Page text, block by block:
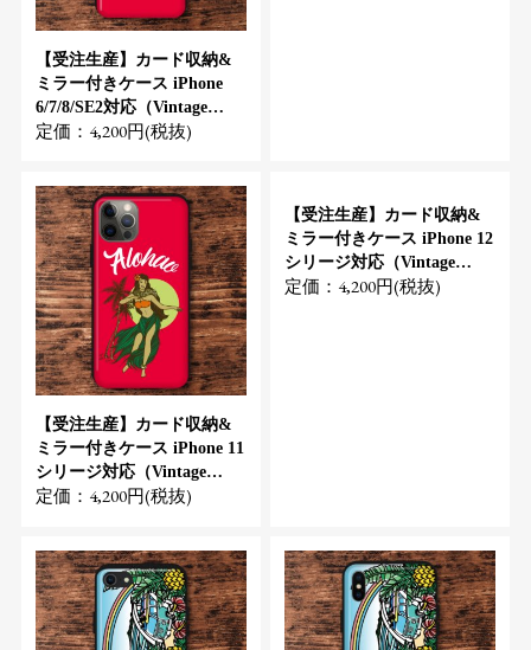
【受注生産】カード収納&
ミラー付きケース iPhone
6/7/8/SE2対応（Vintage
Hula Girl）
定価：4,200円(税抜)
【受注生産】カード収納&
ミラー付きケース iPhone 11
シリージ対応（Vintage
Hula Girl）
定価：4,200円(税抜)
【受注生産】カード収納&
ミラー付きケース iPhone 12
シリージ対応（Vintage
Hula Girl）
定価：4,200円(税抜)